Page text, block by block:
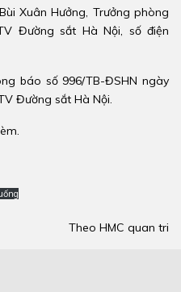
Xuân Hưởng, Trưởng phòng
Đường sắt Hà Nội, số điện
báo số 996/TB-ĐSHN ngày
Đường sắt Hà Nội.
Theo HMC quan tri